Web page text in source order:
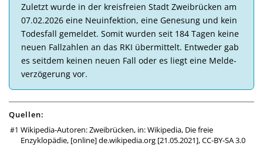
Zu­letzt wurde in der kreis­freien Stadt Zweibrücken am
07.02.2026 eine Neu­in­fek­tion, eine Ge­ne­sung und kein
Todes­fall ge­mel­det. So­mit wur­den seit 184 Tagen keine
neuen Fall­zahlen an das RKI über­mittelt. Ent­weder gab
es seit­dem kei­nen neuen Fall oder es liegt eine Melde­
ver­zö­ge­rung vor.
Quellen:
Wikipedia-Autoren: Zweibrücken, in: Wikipedia, Die freie
Enzyklopädie, [online]de.wikipedia.org[21.05.2021],CC-BY-SA 3.0